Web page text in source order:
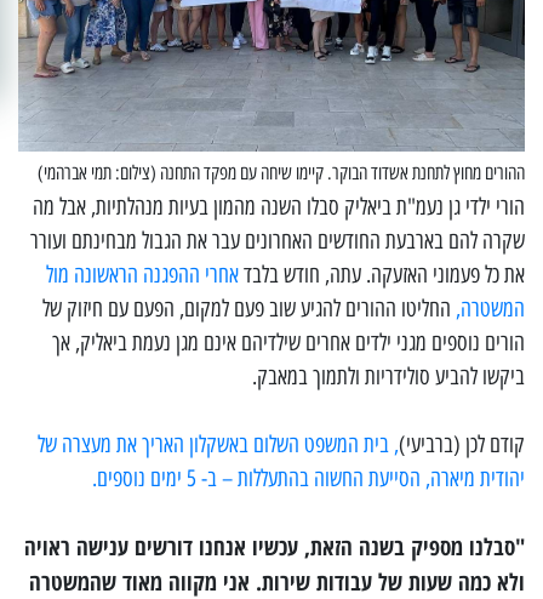
ההורים מחוץ לתחנת אשדוד הבוקר. קיימו שיחה עם מפקד התחנה (צילום: תמי אברהמי)
הורי ילדי גן נעמ"ת ביאליק סבלו השנה מהמון בעיות מנהלתיות, אבל מה
שקרה להם בארבעת החודשים האחרונים עבר את הגבול מבחינתם ועורר
את כל פעמוני האזעקה. עתה, חודש בלבדאחרי ההפגנה הראשונה מול
המשטרה, החליטו ההורים להגיע שוב פעם למקום, הפעם עם חיזוק של
הורים נוספים מגני ילדים אחרים שילדיהם אינם מגן נעמת ביאליק, אך
ביקשו להביע סולידריות ולתמוך במאבק.
קודם לכן (ברביעי), בית המשפט השלום באשקלון האריך את מעצרה של
יהודית מיארה, הסייעת החשוה בהתעללות – ב- 5 ימים נוספים.
"סבלנו מספיק בשנה הזאת, עכשיו אנחנו דורשים ענישה ראויה
ולא כמה שעות של עבודות שירות. אני מקווה מאוד שהמשטרה